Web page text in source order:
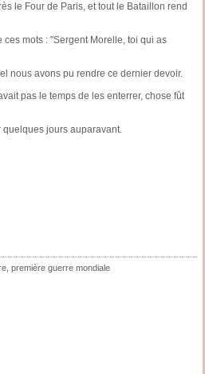
le Four de Paris, et tout le Bataillon rend
mots : "Sergent Morelle, toi qui as
nous avons pu rendre ce dernier devoir.
pas le temps de les enterrer, chose fût
quelques jours auparavant.
première guerre mondiale